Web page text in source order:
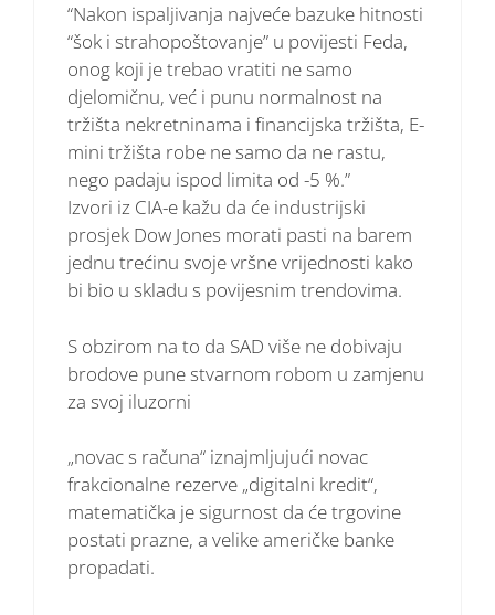
“Nakon ispaljivanja najveće bazuke hitnosti
“šok i strahopoštovanje” u povijesti Feda,
onog koji je trebao vratiti ne samo
djelomičnu, već i punu normalnost na
tržišta nekretninama i financijska tržišta, E-
mini tržišta robe ne samo da ne rastu,
nego padaju ispod limita od -5 %.”
Izvori iz CIA-e kažu da će industrijski
prosjek Dow Jones morati pasti na barem
jednu trećinu svoje vršne vrijednosti kako
bi bio u skladu s povijesnim trendovima.
S obzirom na to da SAD više ne dobivaju
brodove pune stvarnom robom u zamjenu
za svoj iluzorni
„novac s računa“ iznajmljujući novac
frakcionalne rezerve „digitalni kredit“,
matematička je sigurnost da će trgovine
postati prazne, a velike američke banke
propadati.